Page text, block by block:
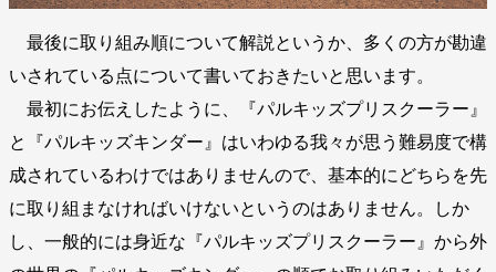
最後に取り組み順について解説というか、多くの方が勘違
いされている点について書いておきたいと思います。
最初にお伝えしたように、『パルキッズプリスクーラー』
と『パルキッズキンダー』はいわゆる我々が思う難易度で構
成されているわけではありませんので、基本的にどちらを先
に取り組まなければいけないというのはありません。しか
し、一般的には身近な『パルキッズプリスクーラー』から外